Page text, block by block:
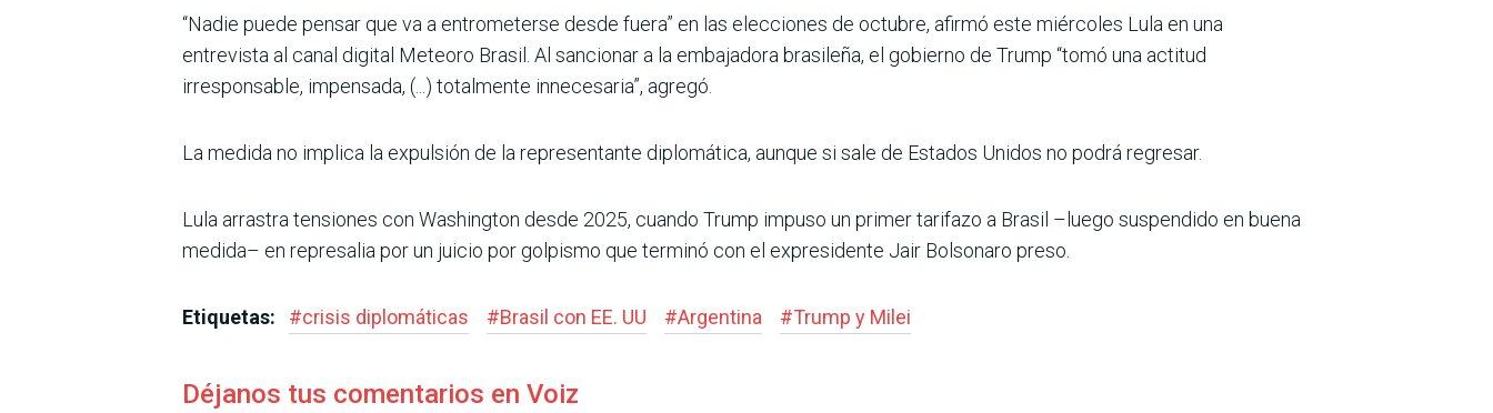
“Nadie puede pensar que va a entrometerse desde fuera” en las elecciones de octubre, afirmó este miércoles Lula en una
entrevista al canal digital Meteoro Brasil. Al sancionar a la embajadora brasileña, el gobierno de Trump “tomó una actitud
irresponsable, impen­sada, (...) totalmente innecesa­ria”, agregó.
La medida no implica la expul­sión de la representante diplo­mática, aunque si sale de Esta­dos Unidos no podrá regresar.
Lula arrastra tensiones con Washington desde 2025, cuando Trump impuso un pri­mer tarifazo a Brasil –luego suspendido en buena
medida– en represalia por un juicio por golpismo que terminó con el expresidente Jair Bolsonaro preso.
Etiquetas: #crisis diplomáticas #Brasil con EE. UU #Argentina #Trump y Milei
Déjanos tus comentarios en Voiz